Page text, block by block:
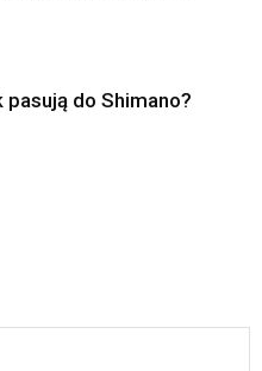
pasują do Shimano?